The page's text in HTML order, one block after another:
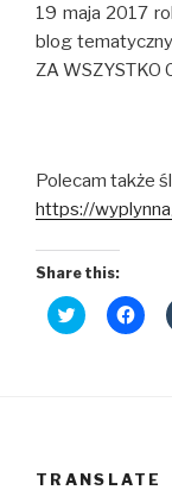
19 maja 2017
blog
ZA WSZYSTKO
Polecam także
https://
Share this:
C
l
e
C
l
e
TRANSLATE